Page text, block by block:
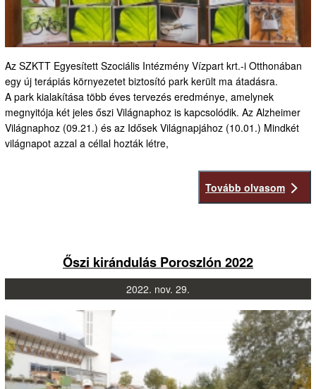
Az SZKTT Egyesített Szociális Intézmény Vízpart krt.-i Otthonában
egy új terápiás környezetet biztosító park került ma átadásra.
A park kialakítása több éves tervezés eredménye, amelynek
megnyitója két jeles őszi Világnaphoz is kapcsolódik. Az Alzheimer
Világnaphoz (09.21.) és az Idősek Világnapjához (10.01.) Mindkét
világnapot azzal a céllal hozták létre,
Tovább olvasom
Őszi kirándulás Poroszlón 2022
2022. nov. 29.